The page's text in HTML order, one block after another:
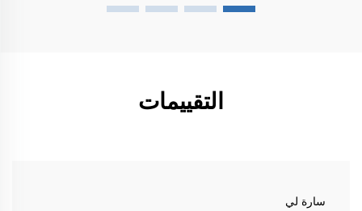
التقييمات
سارة لي